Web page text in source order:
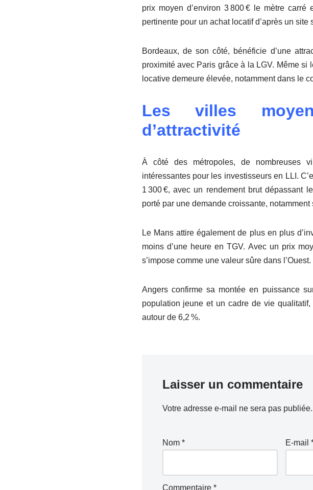
prix moyen d’environ 3 800 € le mètre
pertinente pour un achat locatif d’après un site
Bordeaux, de son côté, bénéficie d’une
proximité avec Paris grâce à la LGV. Même
locative demeure élevée, notamment dans le
Les villes
d’attractivité
À côté des métropoles, de nombreuses
intéressantes pour les investisseurs en LLI.
1 300 €, avec un rendement brut dépassant
porté par une demande croissante,
Le Mans attire également de plus en plus
moins d’une heure en TGV. Avec un prix
s’impose comme une valeur sûre dans l’Ouest.
Angers confirme sa montée en puissance
population jeune et un cadre de vie
autour de 6,2 %.
Laisser un commentaire
Votre adresse e-mail ne sera pas publiée.
Nom * E-mail
Commentaire *
A
r
a